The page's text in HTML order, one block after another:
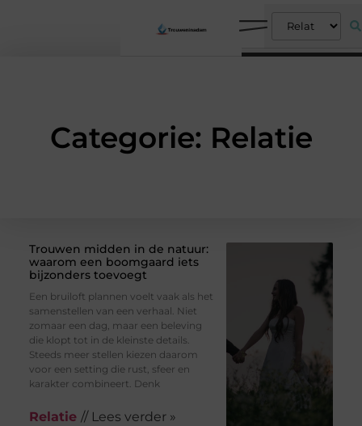
Categorie: Relatie
Trouwen midden in de natuur:
waarom een boomgaard iets
bijzonders toevoegt
Een bruiloft plannen voelt vaak als het
samenstellen van een verhaal. Niet
zomaar een dag, maar een beleving
die klopt tot in de kleinste details.
Steeds meer stellen kiezen daarom
voor een setting die rust, sfeer en
karakter combineert. Denk
Relatie // Lees verder »